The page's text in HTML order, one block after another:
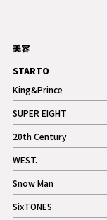
美容
STARTO
King&Prince
記事
SUPER EIGHT
記事
20th Century
記事
WEST.
記事
Snow Man
記事
ギャラリー
SixTONES